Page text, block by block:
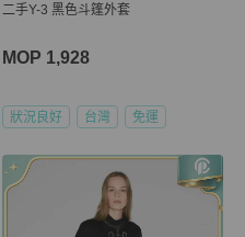
二手Y-3 黑色斗篷外套
MOP 1,928
狀況良好 台灣 免運